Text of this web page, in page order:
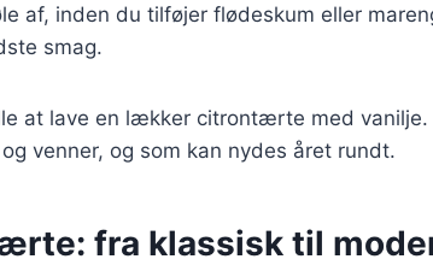
af, inden du tilføjer flødeskum eller
smag.
at lave en lækker citrontærte med vanilje.
venner, og som kan nydes året rundt.
fra klassisk til